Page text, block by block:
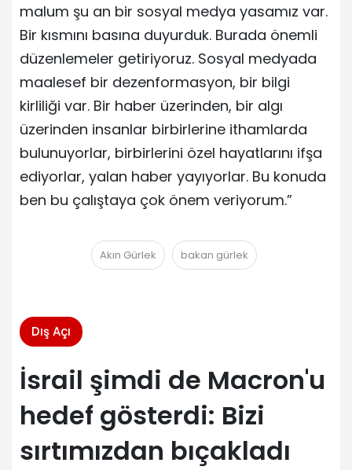
malum şu an bir sosyal medya yasamız var.
Bir kısmını basına duyurduk. Burada önemli
düzenlemeler getiriyoruz. Sosyal medyada
maalesef bir dezenformasyon, bir bilgi
kirliliği var. Bir haber üzerinden, bir algı
üzerinden insanlar birbirlerine ithamlarda
bulunuyorlar, birbirlerini özel hayatlarını ifşa
ediyorlar, yalan haber yayıyorlar. Bu konuda
ben bu çalıştaya çok önem veriyorum.”
Akın Gürlek bakan gürlek
Dış Açı
İsrail şimdi de Macron'u
hedef gösterdi: Bizi
sırtımızdan bıçakladı